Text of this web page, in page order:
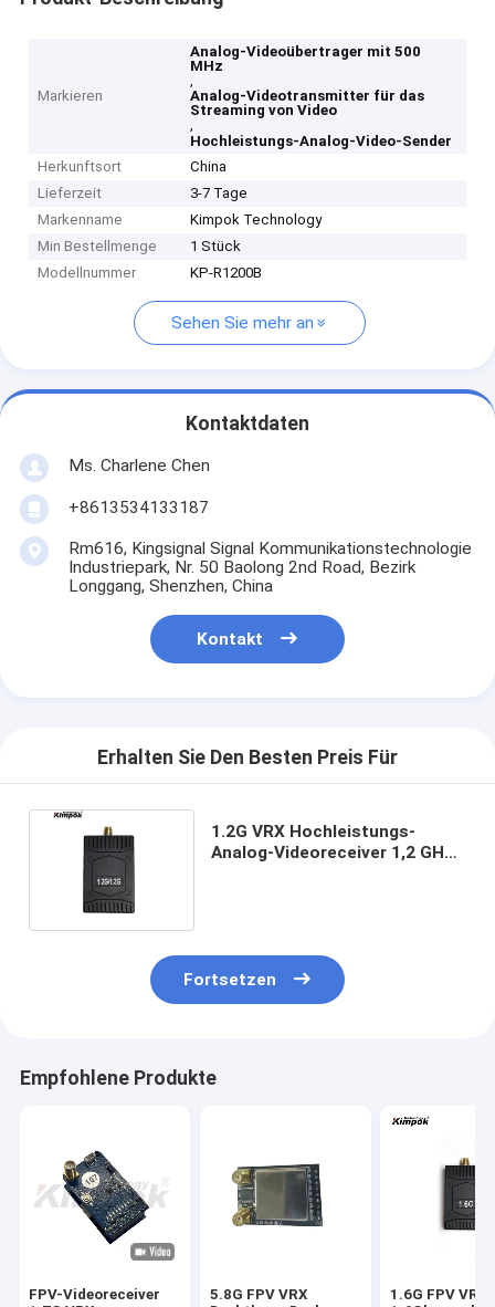
Markieren
Analog-Videoübertrager mit 500
MHz
,
Analog-Videotransmitter für das
Streaming von Video
,
Hochleistungs-Analog-Video-Sender
Herkunftsort
China
Lieferzeit
3-7 Tage
Markenname
Kimpok Technology
Min Bestellmenge
1 Stück
Modellnummer
KP-R1200B
Sehen Sie mehr an
Kontaktdaten
Ms. Charlene Chen
+8613534133187
Rm616, Kingsignal Signal Kommunikationstechnologie
Industriepark, Nr. 50 Baolong 2nd Road, Bezirk
Longgang, Shenzhen, China
Kontakt
Erhalten Sie Den Besten Preis Für
1.2G VRX Hochleistungs-
Analog-Videoreceiver 1,2 GHz
Fortsetzen
Empfohlene Produkte
FPV-Videoreceiver
5.8G FPV VRX
1.6G FPV VRX